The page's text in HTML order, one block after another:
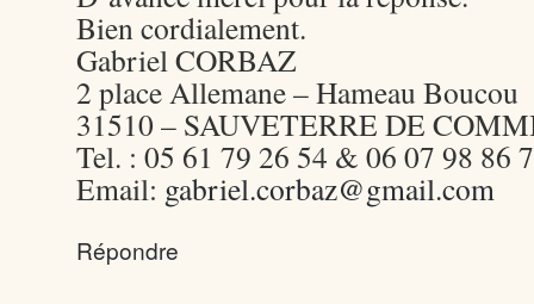
Bien cordialement.
Gabriel CORBAZ
2 place Allemane – Hameau Boucou
31510 – SAUVETERRE DE
Tel. : 05 61 79 26 54 & 06 07 98 86
Email: gabriel.corbaz@gmail.com
Répondre